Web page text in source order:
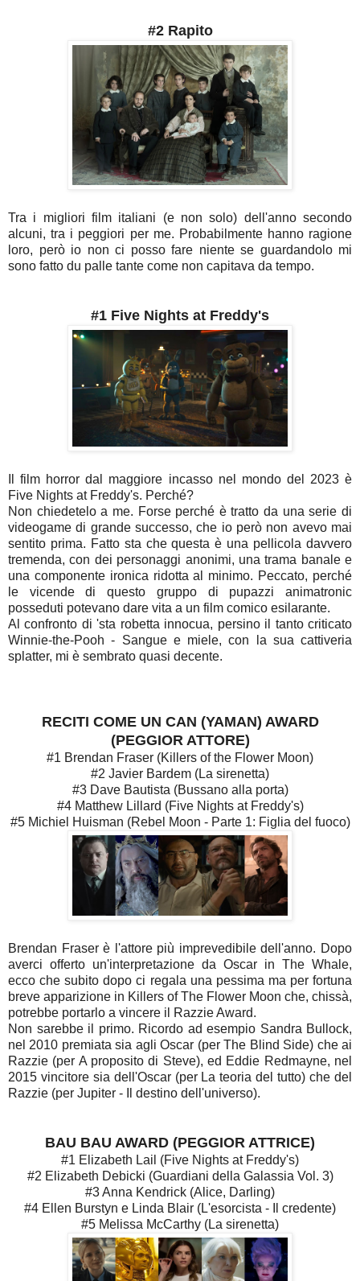
#2 Rapito
Tra i migliori film italiani (e non solo) dell'anno secondo
alcuni, tra i peggiori per me. Probabilmente hanno ragione
loro, però io non ci posso fare niente se guardandolo mi
sono fatto du palle tante come non capitava da tempo.
#1 Five Nights at Freddy's
Il film horror dal maggiore incasso nel mondo del 2023 è
Five Nights at Freddy's. Perché?
Non chiedetelo a me. Forse perché è tratto da una serie di
videogame di grande successo, che io però non avevo mai
sentito prima. Fatto sta che questa è una pellicola davvero
tremenda, con dei personaggi anonimi, una trama banale e
una componente ironica ridotta al minimo. Peccato, perché
le vicende di questo gruppo di pupazzi animatronic
posseduti potevano dare vita a un film comico esilarante.
Al confronto di 'sta robetta innocua, persino il tanto criticato
Winnie-the-Pooh - Sangue e miele, con la sua cattiveria
splatter, mi è sembrato quasi decente.
RECITI COME UN CAN (YAMAN) AWARD
(PEGGIOR ATTORE)
#1 Brendan Fraser (Killers of the Flower Moon)
#2 Javier Bardem (La sirenetta)
#3 Dave Bautista (Bussano alla porta)
#4 Matthew Lillard (Five Nights at Freddy's)
#5 Michiel Huisman (Rebel Moon - Parte 1: Figlia del fuoco)
Brendan Fraser è l'attore più imprevedibile dell'anno. Dopo
averci offerto un'interpretazione da Oscar in The Whale,
ecco che subito dopo ci regala una pessima ma per fortuna
breve apparizione in Killers of The Flower Moon che, chissà,
potrebbe portarlo a vincere il Razzie Award.
Non sarebbe il primo. Ricordo ad esempio Sandra Bullock,
nel 2010 premiata sia agli Oscar (per The Blind Side) che ai
Razzie (per A proposito di Steve), ed Eddie Redmayne, nel
2015 vincitore sia dell'Oscar (per La teoria del tutto) che del
Razzie (per Jupiter - Il destino dell'universo).
BAU BAU AWARD (PEGGIOR ATTRICE)
#1 Elizabeth Lail (Five Nights at Freddy's)
#2 Elizabeth Debicki (Guardiani della Galassia Vol. 3)
#3 Anna Kendrick (Alice, Darling)
#4 Ellen Burstyn e Linda Blair (L'esorcista - Il credente)
#5 Melissa McCarthy (La sirenetta)